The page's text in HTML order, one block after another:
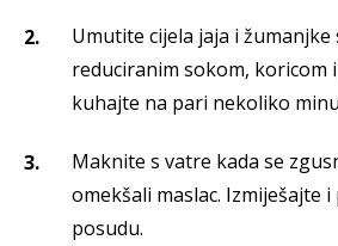
Umutite cijela jaja i žumanjke
reduciranim sokom, koricom
kuhajte na pari nekoliko
Maknite s vatre kada se
omekšali maslac. Izmiješajte
posudu.